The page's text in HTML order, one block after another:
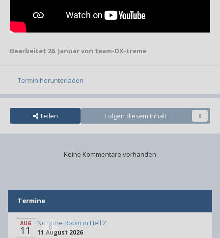
Bearbeitet 26. Januarvon team-DX-treme
Termin herunterladen
Teilen Folgen diesem Inhalt 0
Keine Kommentare vorhanden
Termine
AUG
11 0
No More Room in Hell 2
11 August 2026